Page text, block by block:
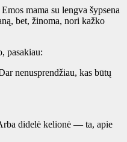
mama su lengva šypsena
bet, žinoma, nori kažko
pasakiau:
nenusprendžiau, kas būtų
didelė kelionė — ta, apie